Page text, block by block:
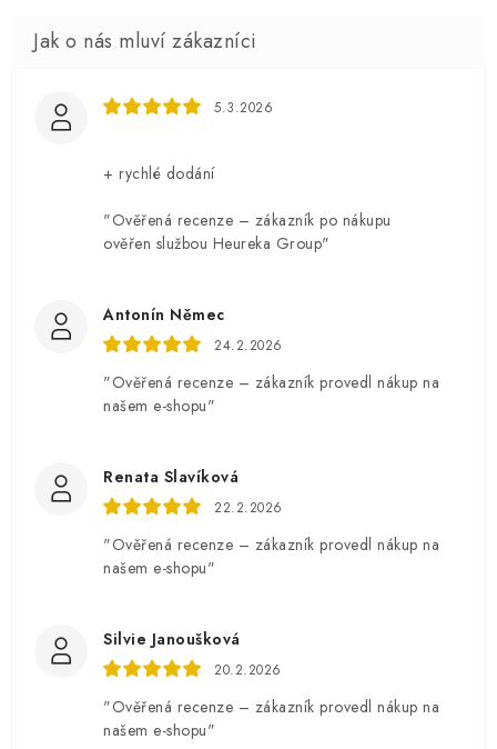
5.3.2026
+ rychlé dodání
"Ověřená recenze – zákazník po nákupu
ověřen službou Heureka Group"
Antonín Němec
24.2.2026
"Ověřená recenze – zákazník provedl nákup na
našem e-shopu"
Renata Slavíková
22.2.2026
"Ověřená recenze – zákazník provedl nákup na
našem e-shopu"
Silvie Janoušková
20.2.2026
"Ověřená recenze – zákazník provedl nákup na
našem e-shopu"